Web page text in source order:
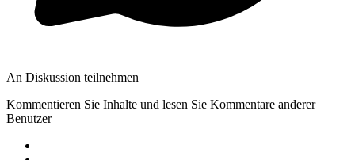
An Diskussion teilnehmen
Kommentieren Sie Inhalte und lesen Sie Kommentare anderer
Benutzer